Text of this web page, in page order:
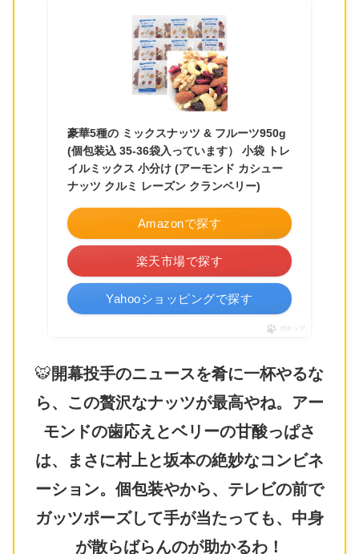
豪華5種の ミックスナッツ & フルーツ950g
(個包装込 35-36袋入っています） 小袋 トレ
イルミックス 小分け (アーモンド カシュー
ナッツ クルミ レーズン クランベリー)
Amazonで探す
楽天市場で探す
Yahooショッピングで探す
ポチップ
🐯開幕投手のニュースを肴に一杯やるな
ら、この贅沢なナッツが最高やね。アー
モンドの歯応えとベリーの甘酸っぱさ
は、まさに村上と坂本の絶妙なコンビネ
ーション。個包装やから、テレビの前で
ガッツポーズして手が当たっても、中身
が散らばらんのが助かるわ！